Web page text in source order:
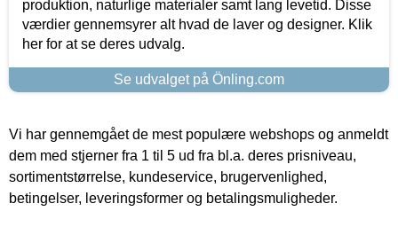
produktion, naturlige materialer samt lang levetid. Disse
værdier gennemsyrer alt hvad de laver og designer. Klik
her for at se deres udvalg.
Se udvalget på Önling.com
Vi har gennemgået de mest populære webshops og anmeldt
dem med stjerner fra 1 til 5 ud fra bl.a. deres prisniveau,
sortimentstørrelse, kundeservice, brugervenlighed,
betingelser, leveringsformer og betalingsmuligheder.